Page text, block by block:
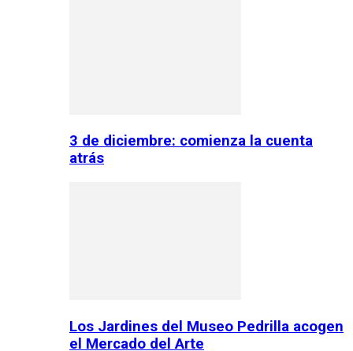
3 de diciembre: comienza la cuenta
atrás
Los Jardines del Museo Pedrilla acogen
el Mercado del Arte